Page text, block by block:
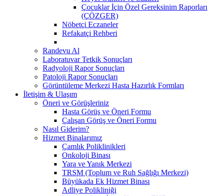
Çocuklar İçin Özel Gereksinim Raporları
(ÇÖZGER)
Nöbetçi Eczaneler
Refakatçi Rehberi
Randevu Al
Laboratuvar Tetkik Sonuçları
Radyoloji Rapor Sonuçları
Patoloji Rapor Sonuçları
Görüntüleme Merkezi Hasta Hazırlık Formları
İletişim & Ulaşım
Öneri ve Görüşleriniz
Hasta Görüş ve Öneri Formu
Çalışan Görüş ve Öneri Formu
Nasıl Giderim?
Hizmet Binalarımız
Çamlık Poliklinikleri
Onkoloji Binası
Yara ve Yanık Merkezi
TRSM (Toplum ve Ruh Sağlığı Merkezi)
Büyükada Ek Hizmet Binası
Adliye Polikliniği